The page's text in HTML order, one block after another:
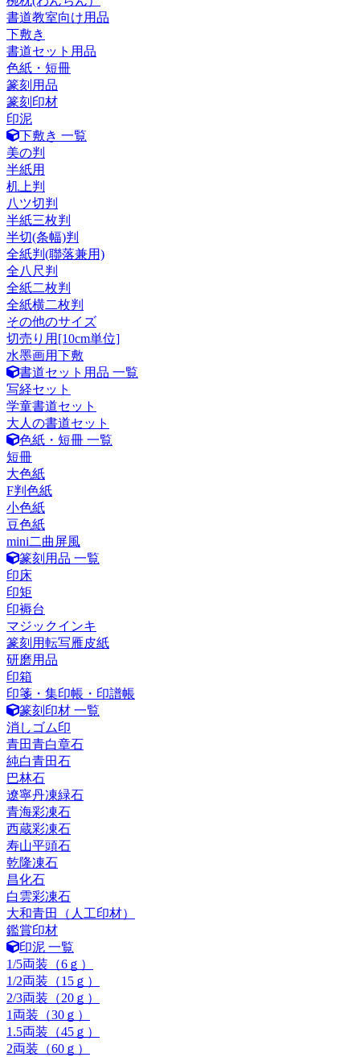
書道教室向け用品
下敷き
書道セット用品
色紙・短冊
篆刻用品
篆刻印材
印泥
下敷き 一覧
美の判
半紙用
机上判
八ツ切判
半紙三枚判
半切(条幅)判
全紙判(聯落兼用)
全八尺判
全紙二枚判
全紙横二枚判
その他のサイズ
切売り用[10cm単位]
水墨画用下敷
書道セット用品 一覧
写経セット
学童書道セット
大人の書道セット
色紙・短冊 一覧
短冊
大色紙
F判色紙
小色紙
豆色紙
mini二曲屏風
篆刻用品 一覧
印床
印矩
印褥台
マジックインキ
篆刻用転写雁皮紙
研磨用品
印箱
印箋・集印帳・印譜帳
篆刻印材 一覧
消しゴム印
青田青白章石
純白青田石
巴林石
遼寧丹凍緑石
青海彩凍石
西蔵彩凍石
寿山平頭石
乾隆凍石
昌化石
白雲彩凍石
大和青田（人工印材）
鑑賞印材
印泥 一覧
1/5両装（6ｇ）
1/2両装（15ｇ）
2/3両装（20ｇ）
1両装（30ｇ）
1.5両装（45ｇ）
2両装（60ｇ）